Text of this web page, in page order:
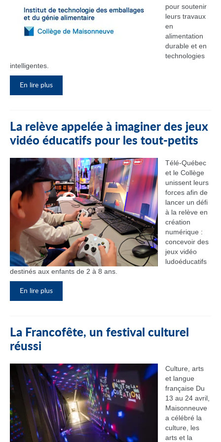
pour soutenir
leurs travaux
en
alimentation
durable et en
technologies
intelligentes.
En lire plus
La relève appelée à imaginer des jeux
vidéo éducatifs pour les tout-petits
Télé-Québec
et le Collège
unissent leurs
forces afin de
lancer un défi
à la relève en
création
numérique :
concevoir des
jeux vidéo
ludoéducatifs
destinés aux enfants de 2 à 8 ans.
En lire plus
La Francofête, un festival culturel
réussi
Culture, arts
et langue
française Du
13 au 24 avril,
Maisonneuve
a célébré la
culture, les
arts et la